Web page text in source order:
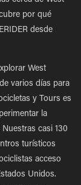
por qué
desde
West
varios días para
y Tours es
la
casi 130
turísticos
acceso
Unidos.